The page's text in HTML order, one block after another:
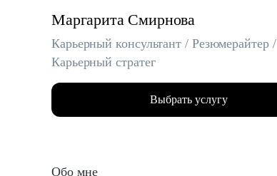
Маргарита Смирнова
Карьерный консультант / Резюмерайтер /
Карьерный стратег
Выбрать услугу
Обо мне